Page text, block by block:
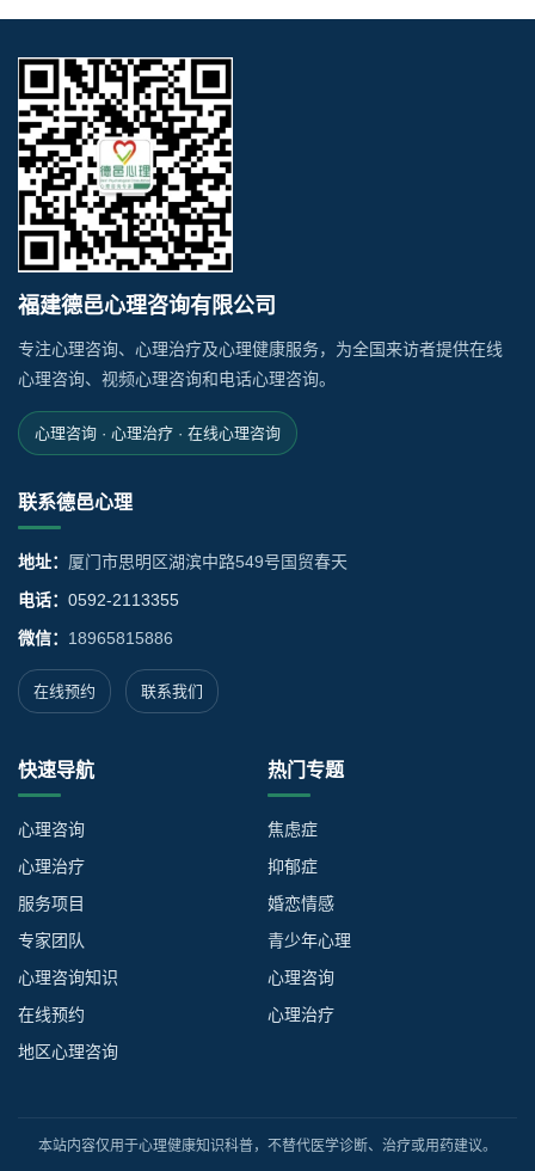
福建德邑心理咨询有限公司
专注心理咨询、心理治疗及心理健康服务，为全国来访者提供在线
心理咨询、视频心理咨询和电话心理咨询。
心理咨询 · 心理治疗 · 在线心理咨询
联系德邑心理
地址： 厦门市思明区湖滨中路549号国贸春天
电话： 0592-2113355
微信： 18965815886
在线预约 联系我们
快速导航
心理咨询
心理治疗
服务项目
专家团队
心理咨询知识
在线预约
地区心理咨询
热门专题
焦虑症
抑郁症
婚恋情感
青少年心理
心理咨询
心理治疗
本站内容仅用于心理健康知识科普，不替代医学诊断、治疗或用药建议。